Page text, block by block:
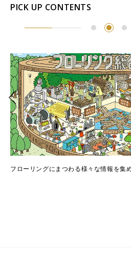
PICK UP CONTENTS
フローリングにまつわる様々な情報を集